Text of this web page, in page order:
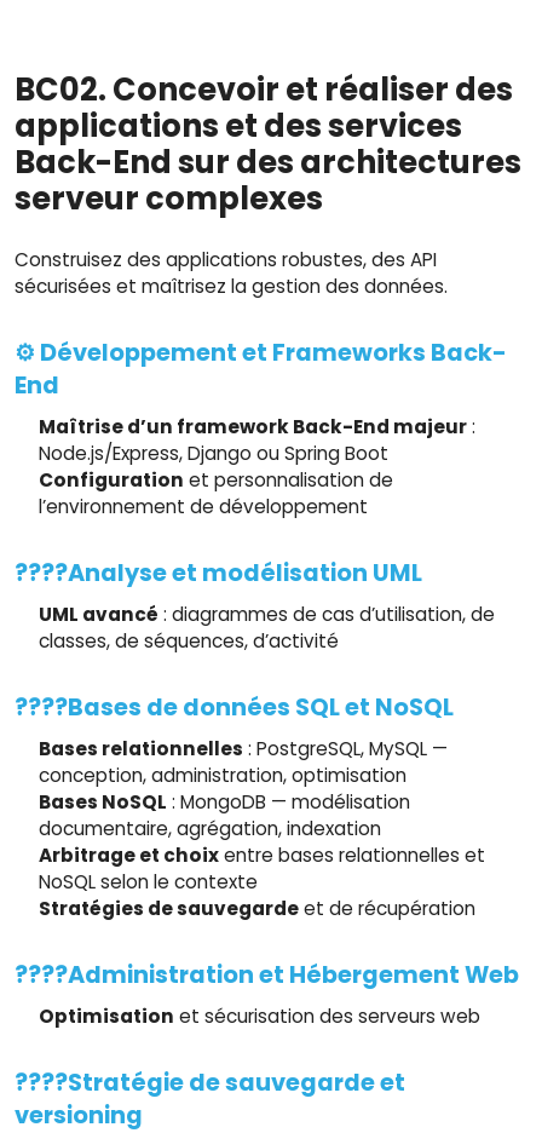
BC02. Concevoir et réaliser des
applications et des services
Back-End sur des architectures
serveur complexes
Construisez des applications robustes, des API
sécurisées et maîtrisez la gestion des données.
⚙️ Développement et Frameworks Back-
End
Maîtrise d’un framework Back-End majeur:
Node.js/Express, Django ou Spring Boot
Configuration et personnalisation de
l’environnement de développement
????Analyse et modélisation UML
UML avancé : diagrammes de cas d’utilisation, de
classes, de séquences, d’activité
????️Bases de données SQL et NoSQL
Bases relationnelles : PostgreSQL, MySQL —
conception, administration, optimisation
Bases NoSQL : MongoDB — modélisation
documentaire, agrégation, indexation
Arbitrage et choixentre bases relationnelles et
NoSQL selon le contexte
Stratégies de sauvegardeet de récupération
????️Administration et Hébergement Web
Optimisation et sécurisation des serveurs web
????Stratégie de sauvegarde et
versioning